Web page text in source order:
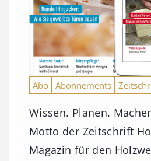
Abo Abonnements
Wissen. Planen.
Motto der Zeitschrift
Magazin für den